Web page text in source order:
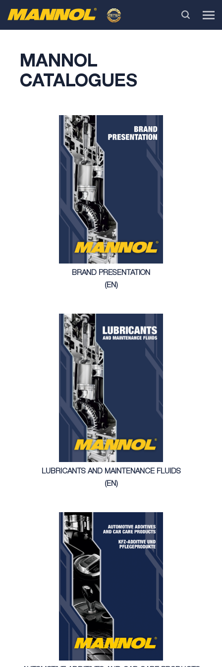
MANNOL
CATALOGUES
BRAND PRESENTATION
(EN)
LUBRICANTS AND MAINTENANCE FLUIDS
(EN)